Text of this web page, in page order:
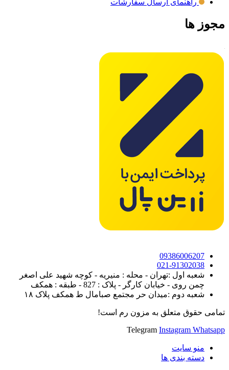
راهنمای ارسال سفارشات
مجوز ها
09386006207
021-91302038
شعبه اول :تهران - محله : منیریه - کوچه شهید علی اصغر
چمن روی - خیابان کارگر - پلاک : 827 - طبقه : همکف
شعبه دوم :میدان حر مجتمع صبامال ط همکف پلاک ۱۸
تمامی حقوق متعلق به مزون رم است!
Telegram Instagram Whatsapp
منو سایت
دسته بندی ها